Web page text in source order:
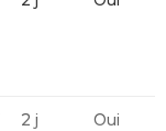
2 j Oui